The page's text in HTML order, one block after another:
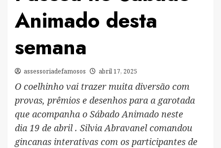
Animado desta
semana
assessoriadefamosos abril 17, 2025
O coelhinho vai trazer muita diversão com
provas, prêmios e desenhos para a garotada
que acompanha o Sábado Animado neste
dia 19 de abril . Silvia Abravanel comandou
gincanas interativas com os participantes de